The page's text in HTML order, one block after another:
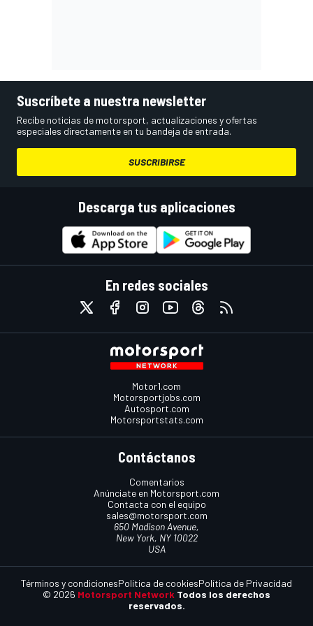
Suscríbete a nuestra newsletter
Recibe noticias de motorsport, actualizaciones y ofertas
especiales directamente en tu bandeja de entrada.
SUSCRIBIRSE
Descarga tus aplicaciones
En redes sociales
Motor1.com
Motorsportjobs.com
Autosport.com
Motorsportstats.com
Contáctanos
Comentarios
Anúnciate en Motorsport.com
Contacta con el equipo
sales@motorsport.com
650 Madison Avenue,
New York, NY 10022
USA
© 2026 Motorsport Network Todos los derechos
reservados.
Términos y condicionesPolítica de cookiesPolítica de Privacidad